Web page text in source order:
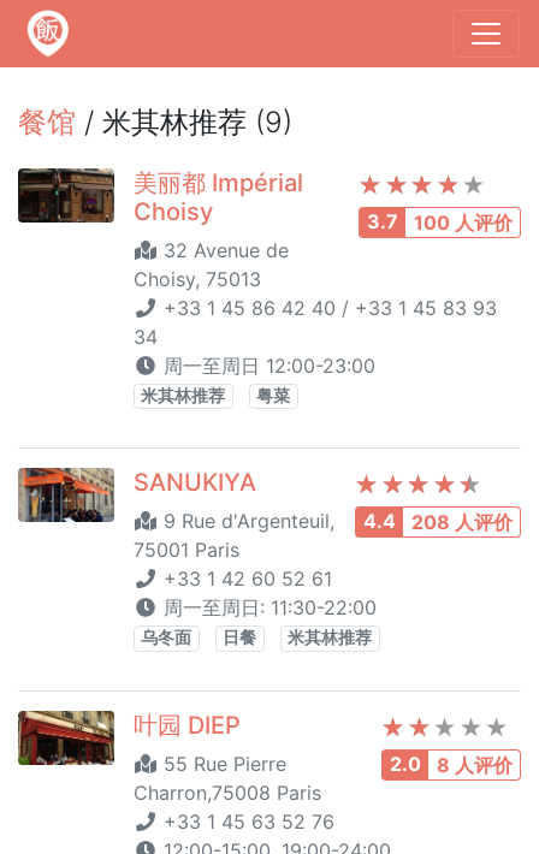
餐馆 / 米其林推荐 (9)
3.7 100 人评价
美丽都 Impérial
Choisy
32 Avenue de
Choisy, 75013
+33 1 45 86 42 40 / +33 1 45 83 93
34
周一至周日 12:00-23:00
米其林推荐 粤菜
4.4 208 人评价
SANUKIYA
9 Rue d'Argenteuil,
75001 Paris
+33 1 42 60 52 61
周一至周日: 11:30-22:00
乌冬面 日餐 米其林推荐
2.0 8 人评价
叶园 DIEP
55 Rue Pierre
Charron,75008 Paris
+33 1 45 63 52 76